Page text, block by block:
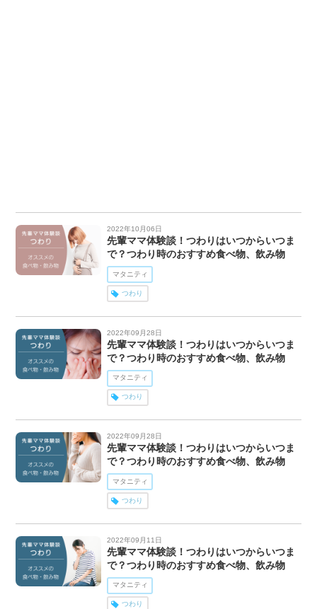
2022年10月06日
先輩ママ体験談！つわりはいつからいつま
で？つわり時のおすすめ食べ物、飲み物
マタニティ
つわり
2022年09月28日
先輩ママ体験談！つわりはいつからいつま
で？つわり時のおすすめ食べ物、飲み物
マタニティ
つわり
2022年09月28日
先輩ママ体験談！つわりはいつからいつま
で？つわり時のおすすめ食べ物、飲み物
マタニティ
つわり
2022年09月11日
先輩ママ体験談！つわりはいつからいつま
で？つわり時のおすすめ食べ物、飲み物
マタニティ
つわり